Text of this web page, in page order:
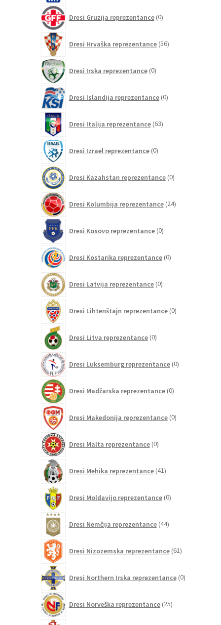
Dresi Gruzija reprezentance 0izdelkov
Dresi Hrvaška reprezentance 56izdelkov
Dresi Irska reprezentance 0izdelkov
Dresi Islandija reprezentance 0izdelkov
Dresi Italija reprezentance 63izdelkov
Dresi Izrael reprezentance 0izdelkov
Dresi Kazahstan reprezentance 0izdelkov
Dresi Kolumbija reprezentance 24izdelkov
Dresi Kosovo reprezentance 0izdelkov
Dresi Kostarika reprezentance 0izdelkov
Dresi Latvija reprezentance 0izdelkov
Dresi Lihtenštajn reprezentance 0izdelkov
Dresi Litva reprezentance 0izdelkov
Dresi Luksemburg reprezentance 0izdelkov
Dresi Madžarska reprezentance 0izdelkov
Dresi Makedonija reprezentance 0izdelkov
Dresi Malta reprezentance 0izdelkov
Dresi Mehika reprezentance 41izdelkov
Dresi Moldavijo reprezentance 0izdelkov
Dresi Nemčija reprezentance 44izdelkov
Dresi Nizozemska reprezentance 61izdelkov
Dresi Northern Irska reprezentance 0izdelkov
Dresi Norveška reprezentance 25izdelkov